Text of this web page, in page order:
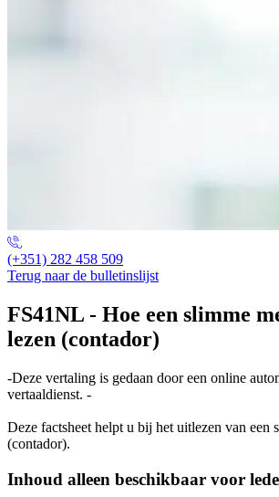
(+351) 282 458 509
Terug naar de bulletinslijst
FS41NL - Hoe een slimme
lezen (contador)
-Deze vertaling is gedaan door een online
vertaaldienst. -
Deze factsheet helpt u bij het uitlezen van een
(contador).
Inhoud alleen beschikbaar voor